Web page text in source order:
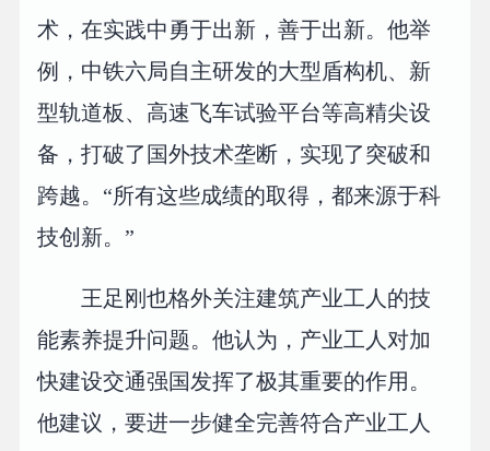
术，在实践中勇于出新，善于出新。他举
例，中铁六局自主研发的大型盾构机、新
型轨道板、高速飞车试验平台等高精尖设
备，打破了国外技术垄断，实现了突破和
跨越。“所有这些成绩的取得，都来源于科
技创新。”
王足刚也格外关注建筑产业工人的技
能素养提升问题。他认为，产业工人对加
快建设交通强国发挥了极其重要的作用。
他建议，要进一步健全完善符合产业工人